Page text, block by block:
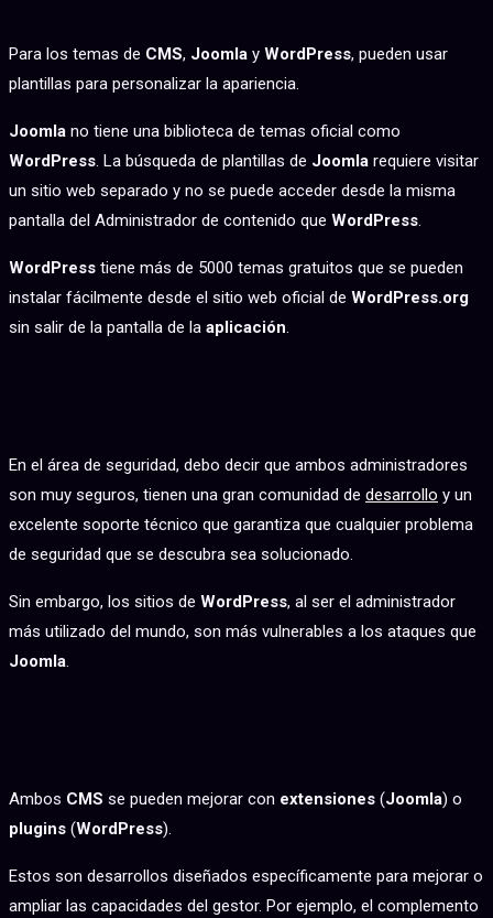
Para los temas de CMS, Joomla y WordPress, pueden usar
plantillas para personalizar la apariencia.
Joomla no tiene una biblioteca de temas oficial como
WordPress. La búsqueda de plantillas de Joomla requiere visitar
un sitio web separado y no se puede acceder desde la misma
pantalla del Administrador de contenido que WordPress.
WordPress tiene más de 5000 temas gratuitos que se pueden
instalar fácilmente desde el sitio web oficial de WordPress.org
sin salir de la pantalla de la aplicación.
En el área de seguridad, debo decir que ambos administradores
son muy seguros, tienen una gran comunidad de desarrollo y un
excelente soporte técnico que garantiza que cualquier problema
de seguridad que se descubra sea solucionado.
Sin embargo, los sitios de WordPress, al ser el administrador
más utilizado del mundo, son más vulnerables a los ataques que
Joomla.
Ambos CMS se pueden mejorar con extensiones (Joomla) o
plugins (WordPress).
Estos son desarrollos diseñados específicamente para mejorar o
ampliar las capacidades del gestor. Por ejemplo, el complemento